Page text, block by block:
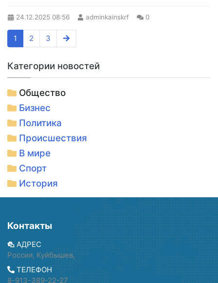
24.12.2025 08:56 adminkainskrf 0
1 2 3
Категории новостей
Общество
Бизнес
Политика
Происшествия
В мире
Спорт
История
Контакты
АДРЕС
Россия, Куйбышев,
ТЕЛЕФОН
8-913-389-22-27